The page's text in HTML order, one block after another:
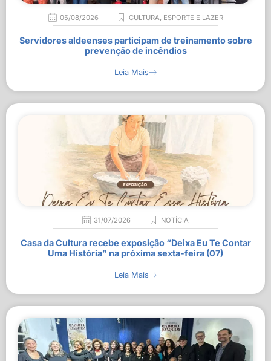
05/08/2026 CULTURA, ESPORTE E LAZER
Servidores aldeenses participam de treinamento sobre
prevenção de incêndios
Leia Mais
31/07/2026 NOTÍCIA
Casa da Cultura recebe exposição “Deixa Eu Te Contar
Uma História” na próxima sexta-feira (07)
Leia Mais